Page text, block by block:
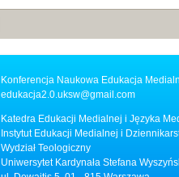
Konferencja Naukowa Edukacja
edukacja2.0.uksw@gmail.com
Katedra Edukacji Medialnej i Języka
Instytut Edukacji Medialnej i
Wydział Teologiczny
Uniwersytet Kardynała Stefana